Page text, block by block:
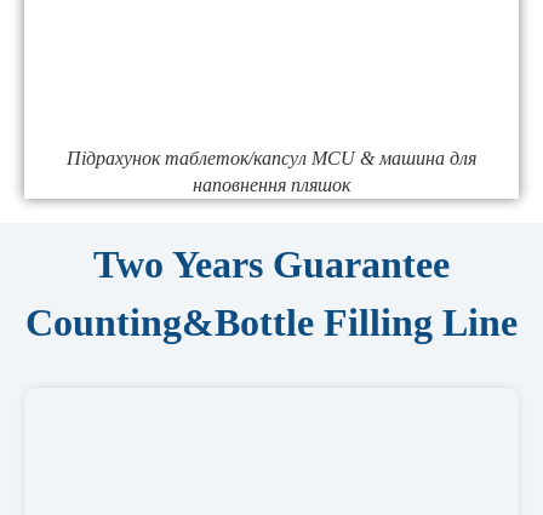
Підрахунок таблеток/капсул MCU & машина для
наповнення пляшок
Two Years Guarantee
Counting&Bottle Filling Line